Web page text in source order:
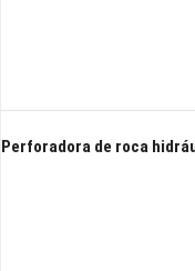
Perforadora de roca